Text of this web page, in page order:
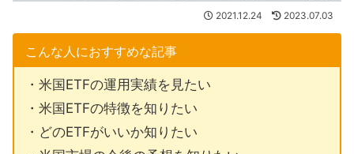
2021.12.24 2023.07.03
こんな人におすすめな記事
・米国ETFの運用実績を見たい
・米国ETFの特徴を知りたい
・どのETFがいいか知りたい